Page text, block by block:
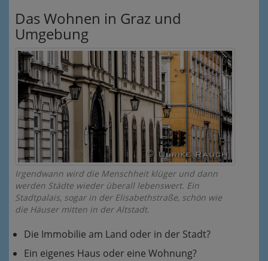
Das Wohnen in Graz und
Umgebung
Irgendwann wird die Menschheit klüger und dann
werden Städte wieder überall lebenswert. Ein
Stadtpalais, sogar in der Elisabethstraße, schön wie
die Häuser mitten in der Altstadt.
Die Immobilie am Land oder in der Stadt?
Ein eigenes Haus oder eine Wohnung?